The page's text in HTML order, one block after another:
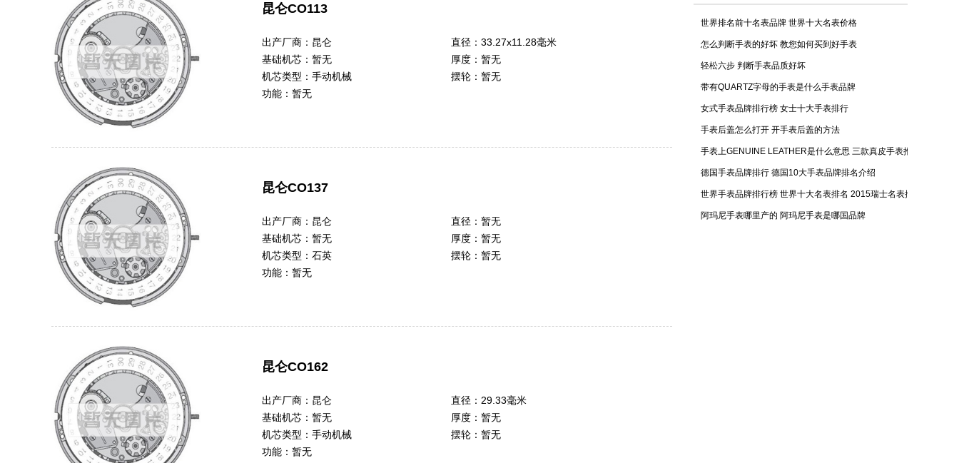
昆仑CO113
出产厂商： 昆仑 直径： 33.27x11.28毫米
基础机芯： 暂无 厚度： 暂无
机芯类型： 手动机械 摆轮： 暂无
功能： 暂无
昆仑CO137
出产厂商： 昆仑 直径： 暂无
基础机芯： 暂无 厚度： 暂无
机芯类型： 石英 摆轮： 暂无
功能： 暂无
昆仑CO162
出产厂商： 昆仑 直径： 29.33毫米
基础机芯： 暂无 厚度： 暂无
机芯类型： 手动机械 摆轮： 暂无
功能： 暂无
世界排名前十名表品牌 世界十大名表价格
怎么判断手表的好坏 教您如何买到好手表
轻松六步 判断手表品质好坏
带有QUARTZ字母的手表是什么手表品牌
女式手表品牌排行榜 女士十大手表排行
手表后盖怎么打开 开手表后盖的方法
手表上GENUINE LEATHER是什么意思 三款真皮手表推荐！
德国手表品牌排行 德国10大手表品牌排名介绍
世界手表品牌排行榜 世界十大名表排名 2015瑞士名表排行榜
阿玛尼手表哪里产的 阿玛尼手表是哪国品牌